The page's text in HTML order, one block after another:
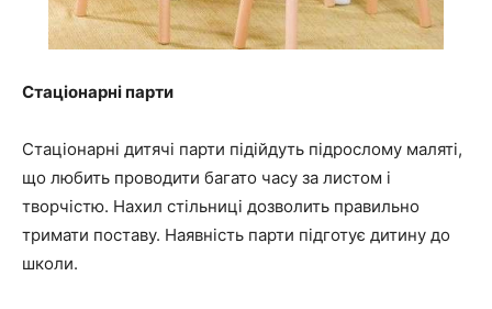
Стаціонарні парти
Стаціонарні дитячі парти підійдуть підрослому маляті,
що любить проводити багато часу за листом і
творчістю. Нахил стільниці дозволить правильно
тримати поставу. Наявність парти підготує дитину до
школи.